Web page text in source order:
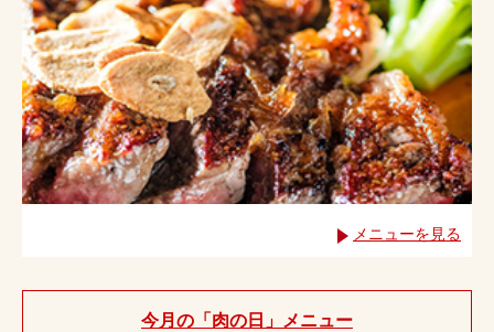
メニューを見る
今月の「肉の日」メニュー